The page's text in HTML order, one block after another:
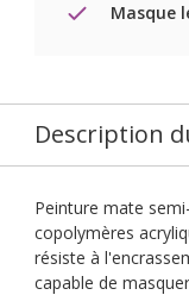
Masque
Description
Peinture mate
copolymères
résiste à
capable de